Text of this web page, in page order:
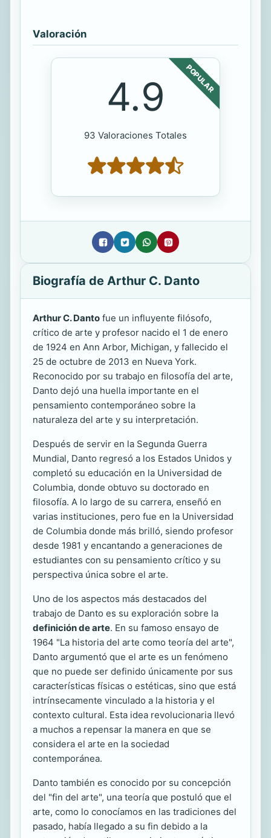
Valoración
POPULAR
4.9
93 Valoraciones Totales
Biografía de Arthur C. Danto
Arthur C. Danto fue un influyente filósofo,
crítico de arte y profesor nacido el 1 de enero
de 1924 en Ann Arbor, Michigan, y fallecido el
25 de octubre de 2013 en Nueva York.
Reconocido por su trabajo en filosofía del arte,
Danto dejó una huella importante en el
pensamiento contemporáneo sobre la
naturaleza del arte y su interpretación.
Después de servir en la Segunda Guerra
Mundial, Danto regresó a los Estados Unidos y
completó su educación en la Universidad de
Columbia, donde obtuvo su doctorado en
filosofía. A lo largo de su carrera, enseñó en
varias instituciones, pero fue en la Universidad
de Columbia donde más brilló, siendo profesor
desde 1981 y encantando a generaciones de
estudiantes con su pensamiento crítico y su
perspectiva única sobre el arte.
Uno de los aspectos más destacados del
trabajo de Danto es su exploración sobre la
definición de arte. En su famoso ensayo de
1964 "La historia del arte como teoría del arte",
Danto argumentó que el arte es un fenómeno
que no puede ser definido únicamente por sus
características físicas o estéticas, sino que está
intrínsecamente vinculado a la historia y el
contexto cultural. Esta idea revolucionaria llevó
a muchos a repensar la manera en que se
considera el arte en la sociedad
contemporánea.
Danto también es conocido por su concepción
del "fin del arte", una teoría que postuló que el
arte, como lo conocíamos en las tradiciones del
pasado, había llegado a su fin debido a la